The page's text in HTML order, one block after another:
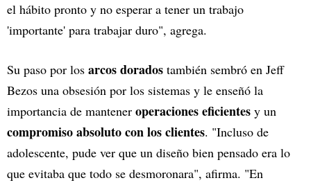
el hábito pronto y no esperar a tener un trabajo
'importante' para trabajar duro", agrega.
Su paso por los arcos dorados también sembró en Jeff
Bezos una obsesión por los sistemas y le enseñó la
importancia de mantener operaciones eficientes y un
compromiso absoluto con los clientes. "Incluso de
adolescente, pude ver que un diseño bien pensado era lo
que evitaba que todo se desmoronara", afirma. "En